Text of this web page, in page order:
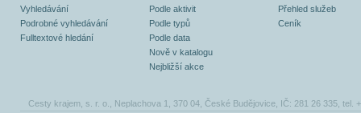
Vyhledávání
Podrobné vyhledávání
Fulltextové hledání
Podle aktivit
Podle typů
Podle data
Nově v katalogu
Nejbližší akce
Přehled služeb
Ceník
Cesty krajem, s. r. o., Neplachova 1, 370 04, České Budějovice, IČ: 281 26 335, tel.